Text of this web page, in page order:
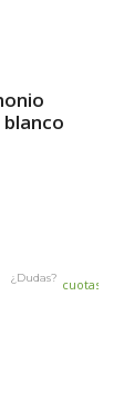
¿Dudas? cuotas